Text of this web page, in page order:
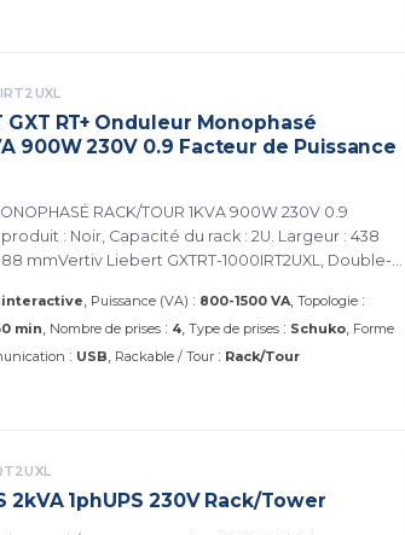
GXT RT+ Onduleur Monophasé
900W 230V 0.9 Facteur de Puissance
RACK/TOUR 1KVA 900W 230V 0.9
produit : Noir, Capacité du rack : 2U. Largeur : 438
mmVertiv Liebert GXTRT-1000IRT2UXL, Double-
Puissance (VA) : 800-1500 VA Topologie :
min Nombre de prises : 4 Type de prises : Schuko Forme
: USB Rackable / Tour : Rack/Tour
2kVA 1phUPS 230V Rack/Tower